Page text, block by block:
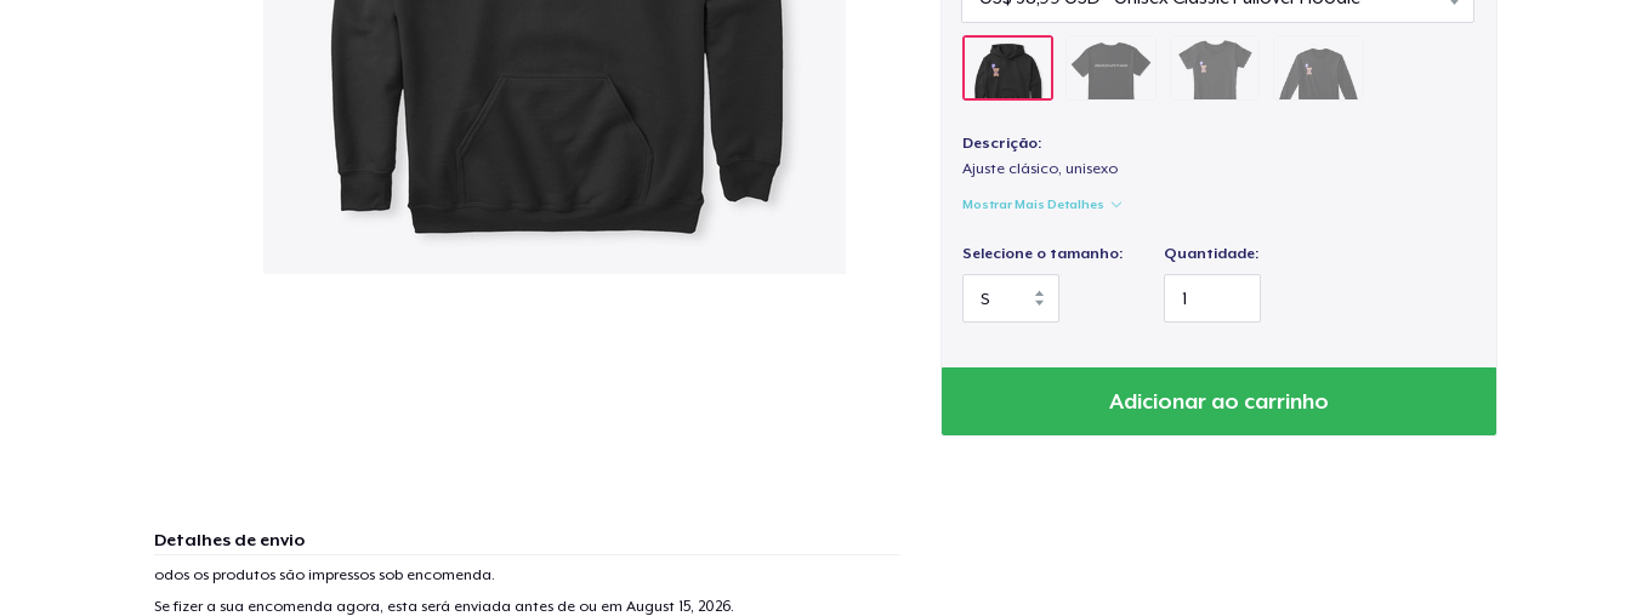
Descrição:
Ajuste clásico, unisexo
Mostrar Mais Detalhes
Selecione o tamanho: Quantidade:
Adicionar ao carrinho
Detalhes de envio
odos os produtos são impressos sob encomenda.
Se fizer a sua encomenda agora, esta será enviada antes de ou em August 15, 2026.